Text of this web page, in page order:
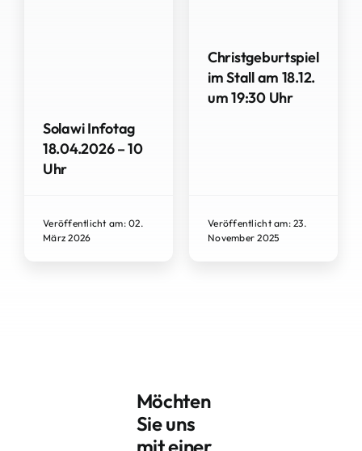
Solawi Infotag
18.04.2026 – 10
Uhr
Veröffentlicht am: 02.
März 2026
Christgeburtspiel
im Stall am 18.12.
um 19:30 Uhr
Veröffentlicht am: 23.
November 2025
Möchten
Sie uns